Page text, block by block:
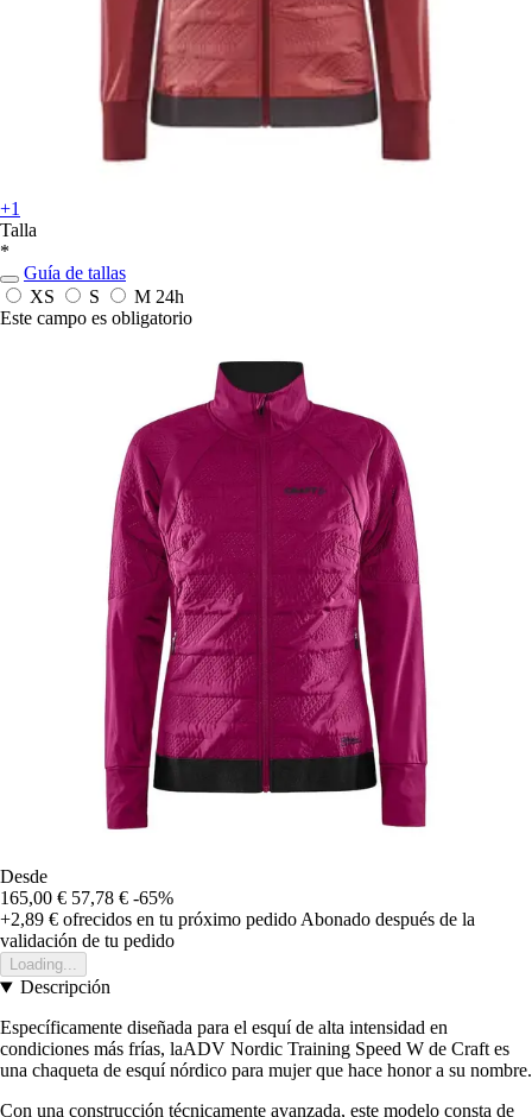
+1
Talla
*
Guía de tallas
XS
S M 24h
Este campo es obligatorio
Desde
165,00 € 57,78 € -65%
+2,89 € ofrecidos en tu próximo pedidoAbonado después de la
validación de tu pedido
Loading...
Descripción
Específicamente diseñada para el esquí de alta intensidad en
condiciones más frías, laADV Nordic Training Speed W de Craft es
una chaqueta de esquí nórdico para mujer que hace honor a su nombre.
Con una construcción técnicamente avanzada, este modelo consta de